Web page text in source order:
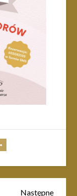
Następne